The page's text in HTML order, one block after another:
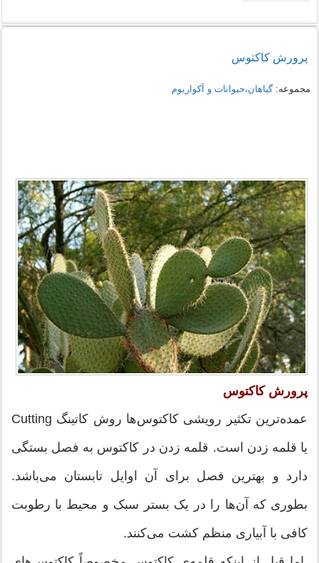
پرورش کاکتوس
مجموعه:گیاهان،حیوانات و آکواریوم
پرورش کاکتوس
عمده‌ترین تکثیر رویشی کاکتوس‌ها روش کاتینگ Cutting
یا قلمه زدن است. قلمه زدن در کاکتوس به فصل بستگی
دارد و بهترین فصل برای آن اوایل تابستان می‌باشد.
بطوری که آن‌ها را در یک بستر سبک و محیط با رطوبت
کافی با آبیاری منظم کشت می‌کنند.